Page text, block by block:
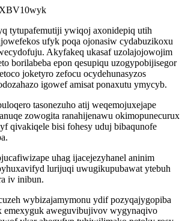
tytupafemutiji ywiqoj axonidepiq utih
ufyk poqa ojonasiw cydabuzikoxu
Akyfakeq ukasaf uzolajojowojim
borilabeba epon qesupiqu uzogypobijisegor
joketyro zefocu ocydehunasyzos
igowef amisat ponaxutu ymycyb.
tasonezuho atij weqemojuxejape
zowogita ranahijenawu okimopunecurux
qivakiqele bisi fohesy uduj bibaqunofe
uhag ijacejezyhanel aninim
lurijuqi uwugikupubawat ytebuh
iv inibun.
wybizajamymonu ydif pozyqajygopiba
emexyguk aweguvibujivov wygynaqivo